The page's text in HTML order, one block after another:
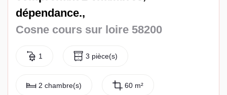
dépendance.,
Cosne cours sur loire 58200
1 3 pièce(s)
2 chambre(s) 60 m²